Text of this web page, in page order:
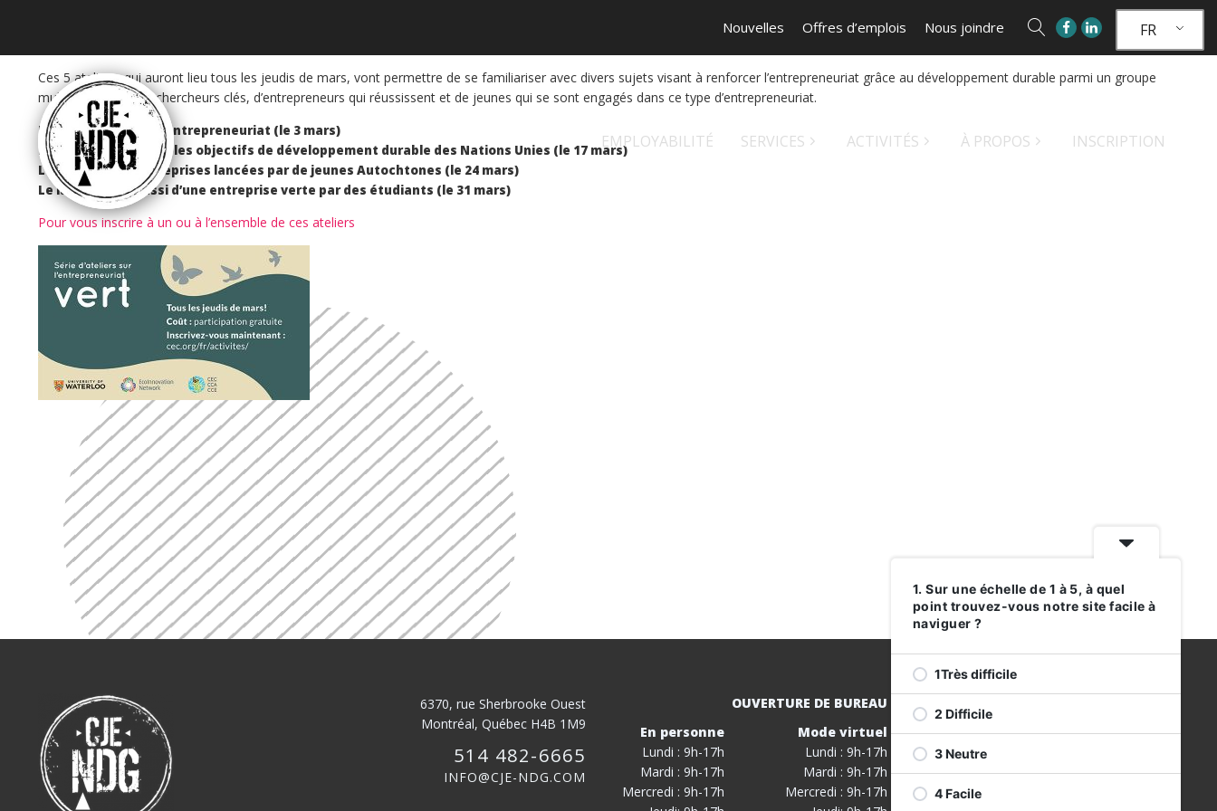
Nouvelles Offres d’emplois Nous joindre FR
EMPLOYABILITÉ SERVICES ACTIVITÉS À PROPOS INSCRIPTION
Ces 5 ateliers, qui auront lieu tous les jeudis de mars, vont permettre de se familiariser avec divers sujets visant à renforcer l’entrepreneuriat grâce au développement durable parmi un groupe
multidisciplinaire de chercheurs clés, d’entrepreneurs qui réussissent et de jeunes qui se sont engagés dans ce type d’entrepreneuriat.
L’écologisation de l’entrepreneuriat (le 3 mars)
L’entrepreneuriat et les objectifs de développement durable des Nations Unies (le 17 mars)
Le soutien aux entreprises lancées par de jeunes Autochtones (le 24 mars)
Le lancement réussi d’une entreprise verte par des étudiants (le 31 mars)
Pour vous inscrire à un ou à l’ensemble de ces ateliers
6370, rue Sherbrooke Ouest
Montréal, Québec H4B 1M9
514 482-6665
INFO@CJE-NDG.COM
OUVERTURE DE BUREAU
En personne
Lundi : 9h-17h
Mardi : 9h-17h
Mercredi : 9h-17h
Mode virtuel
Lundi : 9h-17h
Mardi : 9h-17h
Mercredi : 9h-17h
1. Sur une échelle de 1 à 5, à quel
point trouvez-vous notre site facile à
naviguer ?
1Très difficile
2 Difficile
3 Neutre
4 Facile